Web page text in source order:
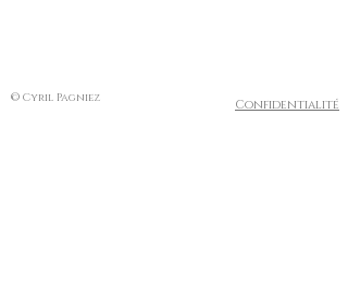
© Cyril Pagniez Confidentialité